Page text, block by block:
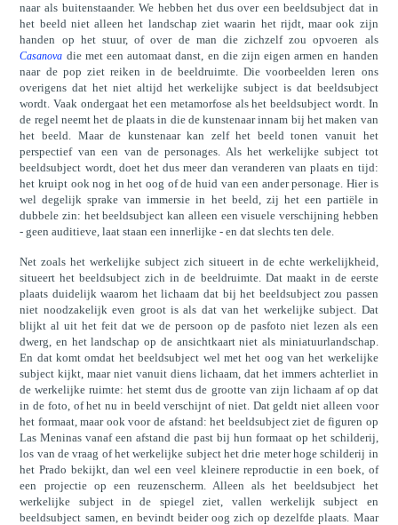
naar als buitenstaander. We hebben het dus over een beeldsubject dat in
het beeld niet alleen het landschap ziet waarin het rijdt, maar ook zijn
handen op het stuur, of over de man die zichzelf zou opvoeren als
Casanova die met een automaat danst, en die zijn eigen armen en handen
naar de pop ziet reiken in de beeldruimte. Die voorbeelden leren ons
overigens dat het niet altijd het werkelijke subject is dat beeldsubject
wordt. Vaak ondergaat het een metamorfose als het beeldsubject wordt. In
de regel neemt het de plaats in die de kunstenaar innam bij het maken van
het beeld. Maar de kunstenaar kan zelf het beeld tonen vanuit het
perspectief van een van de personages. Als het werkelijke subject tot
beeldsubject wordt, doet het dus meer dan veranderen van plaats en tijd:
het kruipt ook nog in het oog of de huid van een ander personage. Hier is
wel degelijk sprake van immersie in het beeld, zij het een partiële in
dubbele zin: het beeldsubject kan alleen een visuele verschijning hebben
- geen auditieve, laat staan een innerlijke - en dat slechts ten dele.
Net zoals het werkelijke subject zich situeert in de echte werkelijkheid,
situeert het beeldsubject zich in de beeldruimte. Dat maakt in de eerste
plaats duidelijk waarom het lichaam dat bij het beeldsubject zou passen
niet noodzakelijk even groot is als dat van het werkelijke subject. Dat
blijkt al uit het feit dat we de persoon op de pasfoto niet lezen als een
dwerg, en het landschap op de ansichtkaart niet als miniatuurlandschap.
En dat komt omdat het beeldsubject wel met het oog van het werkelijke
subject kijkt, maar niet vanuit diens lichaam, dat het immers achterliet in
de werkelijke ruimte: het stemt dus de grootte van zijn lichaam af op dat
in de foto, of het nu in beeld verschijnt of niet. Dat geldt niet alleen voor
het formaat, maar ook voor de afstand: het beeldsubject ziet de figuren op
Las Meninas vanaf een afstand die past bij hun formaat op het schilderij,
los van de vraag of het werkelijke subject het drie meter hoge schilderij in
het Prado bekijkt, dan wel een veel kleinere reproductie in een boek, of
een projectie op een reuzenscherm. Alleen als het beeldsubject het
werkelijke subject in de spiegel ziet, vallen werkelijk subject en
beeldsubject samen, en bevindt beider oog zich op dezelfde plaats. Maar